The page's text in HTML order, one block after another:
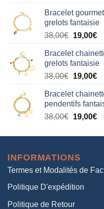
initial
était :
38,00€.
Bracelet
grelots fantaisie
38,00€ Le
initial
était :
38,00€.
19,00€Le
Bracelet
grelots fantaisie
38,00€ Le
initial
était :
38,00€.
19,00€Le
Bracelet
pendentifs
38,00€ Le
initial
38,00€.
19,00€Le
INFORMATIONS
Termes et Modalités de
Politique D'expédition
Politique de Retour